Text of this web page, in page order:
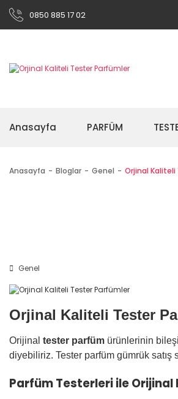
0850 885 17 02
Anasayfa PARFÜM
Anasayfa Bloglar Genel Orjinal
Genel
Orjinal Kaliteli Tester
Orijinal tester parfüm ürünlerinin
diyebiliriz. Tester parfüm gümrük
Parfüm Testerleri ile Orijinal